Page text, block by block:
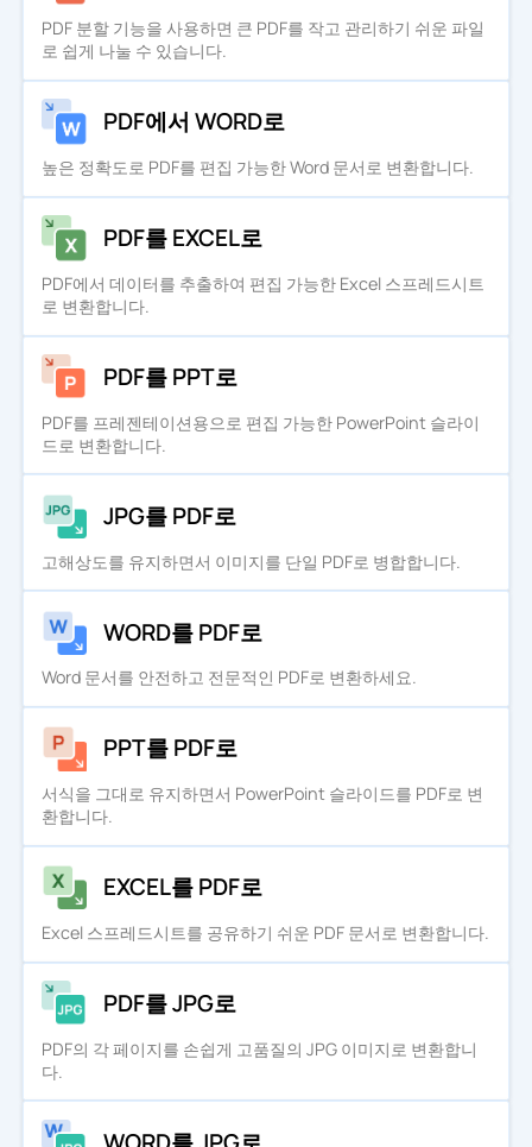
PDF 분할 기능을 사용하면 큰 PDF를 작고 관리하기 쉬운 파일
로 쉽게 나눌 수 있습니다.
PDF에서 WORD로
높은 정확도로 PDF를 편집 가능한 Word 문서로 변환합니다.
PDF를 EXCEL로
PDF에서 데이터를 추출하여 편집 가능한 Excel 스프레드시트
로 변환합니다.
PDF를 PPT로
PDF를 프레젠테이션용으로 편집 가능한 PowerPoint 슬라이
드로 변환합니다.
JPG를 PDF로
고해상도를 유지하면서 이미지를 단일 PDF로 병합합니다.
WORD를 PDF로
Word 문서를 안전하고 전문적인 PDF로 변환하세요.
PPT를 PDF로
서식을 그대로 유지하면서 PowerPoint 슬라이드를 PDF로 변
환합니다.
EXCEL를 PDF로
Excel 스프레드시트를 공유하기 쉬운 PDF 문서로 변환합니다.
PDF를 JPG로
PDF의 각 페이지를 손쉽게 고품질의 JPG 이미지로 변환합니
다.